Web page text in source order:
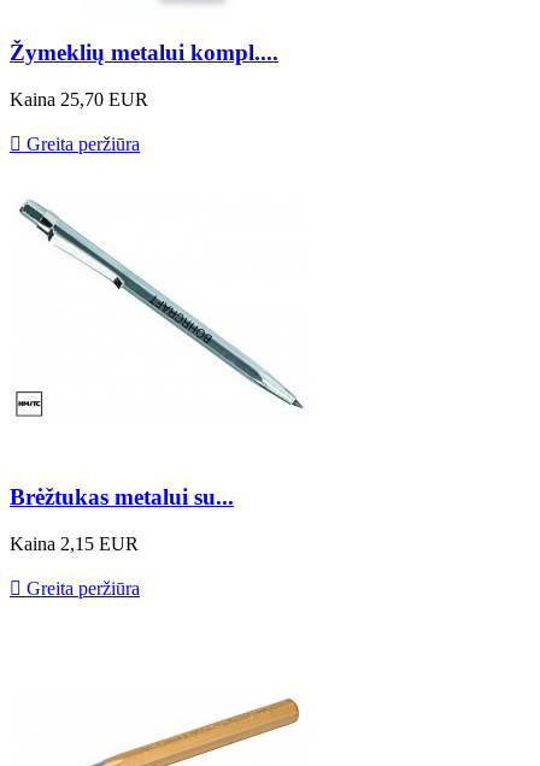
Žymeklių metalui kompl....
Kaina 25,70 EUR
 Greita peržiūra
Brėžtukas metalui su...
Kaina 2,15 EUR
 Greita peržiūra